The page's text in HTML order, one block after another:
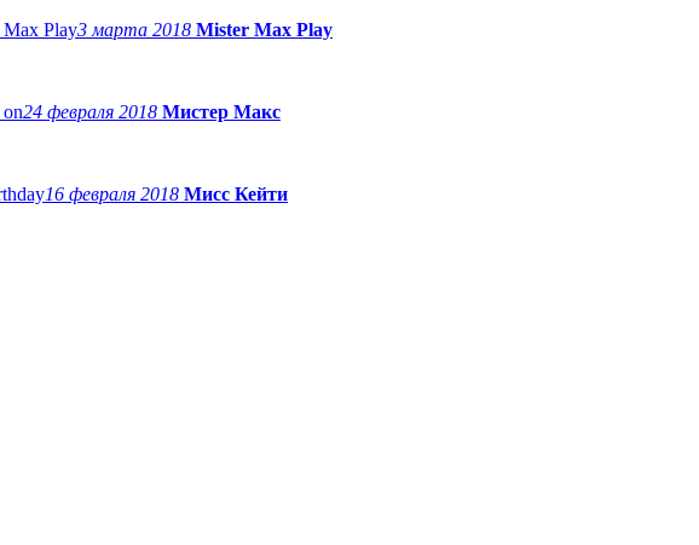
3 марта 2018 Mister Max Play
24 февраля 2018 Мистер Макс
16 февраля 2018 Мисс Кейти